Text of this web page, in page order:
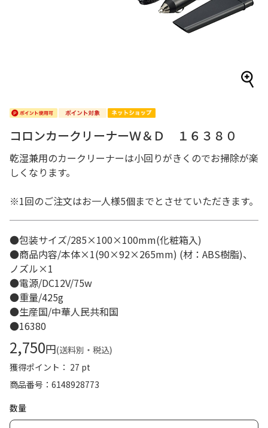
コロンカークリーナーＷ＆Ｄ １６３８０
乾湿兼用のカークリーナーは小回りがきくのでお掃除が楽
しくなります。
※1回のご注文はお一人様5個までとさせていただきます。
●包装サイズ/285×100×100mm(化粧箱入)
●商品内容/本体×1(90×92×265mm) (材：ABS樹脂)、
ノズル×1
●電源/DC12V/75w
●重量/425g
●生産国/中華人民共和国
●16380
2,750円(送料別・税込)
獲得ポイント： 27 pt
商品番号
6148928773
数量